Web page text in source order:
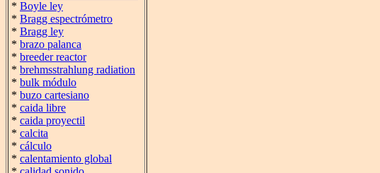
* Boyle ley
* Bragg espectrómetro
* Bragg ley
* brazo palanca
* breeder reactor
* brehmsstrahlung radiation
* bulk módulo
* buzo cartesiano
* caida libre
* caida proyectil
* calcita
* cálculo
* calentamiento global